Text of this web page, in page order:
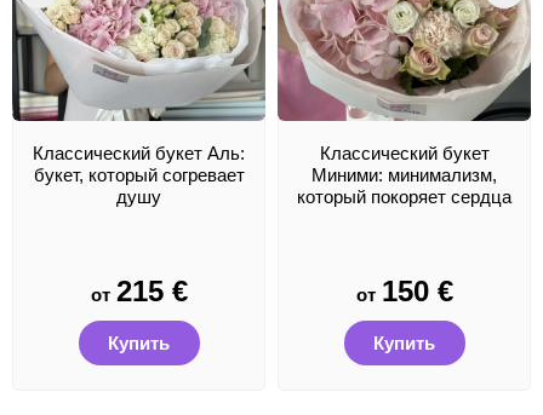
Классический букет Аль:
букет, который согревает
душу
от 215 €
Купить
Классический букет
Миними: минимализм,
который покоряет сердца
от 150 €
Купить